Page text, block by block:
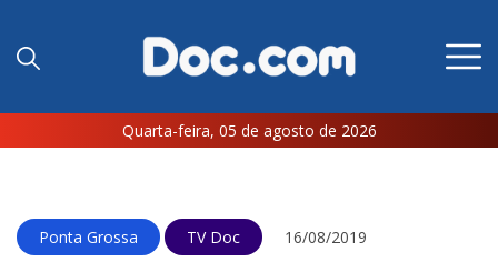
Quarta-feira, 05 de agosto de 2026
Ponta Grossa TV Doc 16/08/2019